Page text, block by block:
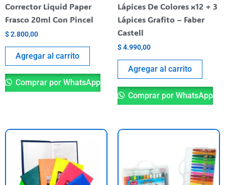
Corrector Liquid Paper
Frasco 20ml Con Pincel
$2.800,00
Agregar al carrito
Comprar por WhatsApp
Lápices De Colores x12 + 3
Lápices Grafito – Faber
Castell
$4.990,00
Agregar al carrito
Comprar por WhatsApp
Este
varias